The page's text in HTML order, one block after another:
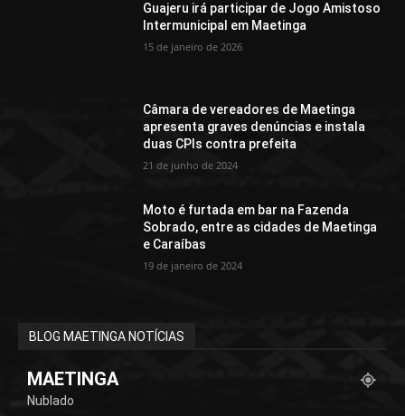
Guajeru irá participar de Jogo Amistoso
Intermunicipal em Maetinga
15 de janeiro de 2026
Câmara de vereadores de Maetinga
apresenta graves denúncias e instala
duas CPIs contra prefeita
21 de junho de 2024
Moto é furtada em bar na Fazenda
Sobrado, entre as cidades de Maetinga
e Caraíbas
19 de janeiro de 2024
BLOG MAETINGA NOTÍCIAS
MAETINGA
Nublado